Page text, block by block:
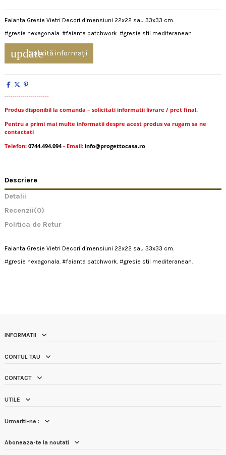
Faianta Gresie Vietri Decori dimensiuni 22x22 sau 33x33 cm.
#gresie hexagonala. #faianta patchwork. #gresie stil mediteranean.
updateSolicită informații
----------------------
Produs disponibil la comanda – solicitati informatii livrare / pret final.
Pentru a primi mai multe informatii despre acest produs va rugam sa ne
contactati
Telefon: 0744.494.094- Email: info@progettocasa.ro
Descriere
Detalii
Recenzii(0)
Politica de Retur
Faianta Gresie Vietri Decori dimensiuni 22x22 sau 33x33 cm.
#gresie hexagonala. #faianta patchwork. #gresie stil mediteranean.
INFORMATII
CONTUL TAU
CONTACT
UTILE
Urmariti-ne :
Aboneaza-te la noutati